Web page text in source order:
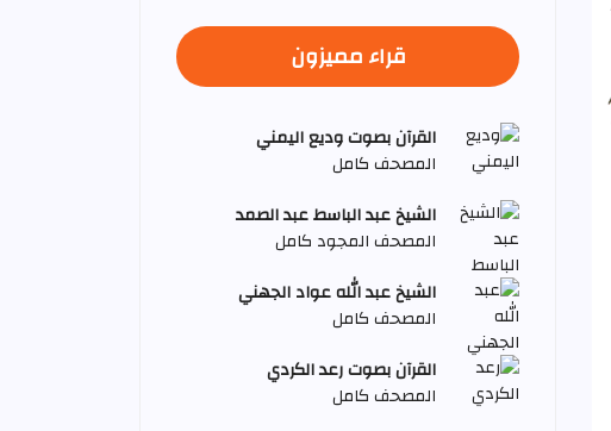
قراء مميزون
القرآن بصوت وديع اليمني
المصحف كامل
الشيخ عبد الباسط عبد الصمد
المصحف المجود كامل
الشيخ عبد الله عواد الجهني
المصحف كامل
القرآن بصوت رعد الكردي
المصحف كامل